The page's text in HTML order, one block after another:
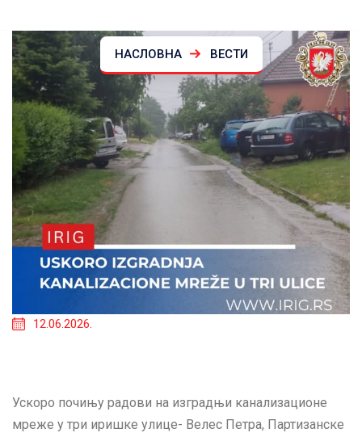
НАСЛОВНА ВЕСТИ
12.06.2026.
Ускоро почињу радови на изградњи канализационе
мреже у три иришке улице- Велес Петра, Партизанске